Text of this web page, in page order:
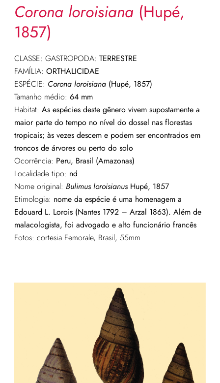
Corona loroisiana(Hupé,
1857)
CLASSE: GASTROPODA: TERRESTRE
FAMÍLIA: ORTHALICIDAE
ESPÉCIE: Corona loroisiana(Hupé, 1857)
Tamanho médio: 64 mm
Habitat: As espécies deste gênero vivem supostamente a
maior parte do tempo no nível do dossel nas florestas
tropicais; às vezes descem e podem ser encontrados em
troncos de árvores ou perto do solo
Ocorrência: Peru, Brasil (Amazonas)
Localidade tipo: nd
Nome original: Bulimus loroisianusHupé, 1857
Etimologia: nome da espécie é uma homenagem a
Edouard L. Lorois (Nantes 1792 – Arzal 1863). Além de
malacologista, foi advogado e alto funcionário francês
Fotos: cortesia Femorale, Brasil, 55mm